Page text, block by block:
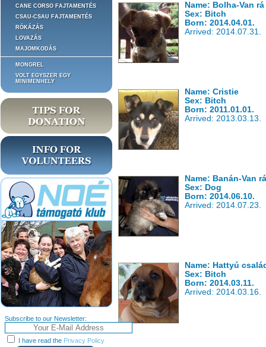
CANE CORSO FAJTAMENTÉS
CSAU-CSAU FAJTAMENTÉS
RÓKÁZÁS
LOVAZÁS
MAJOMKODÁS
MONGREL
VOLT EGYSZER EGY
MINIMENHELY
Subscribe to our Newsletter:
I have read the Privacy Policy
Name: Bolha-Van
Sex: Bitch
Born: 2014.04.01.
Arrived: 2014.07.31.
Name: Cristie
Sex: Bitch
Born: 2011.01.01.
Arrived: 2013.03.13.
Name: Banán-Van
Sex: Dog
Born: 2014.06.10.
Arrived: 2014.07.23.
Name: Hattyú
Sex: Bitch
Born: 2014.03.11.
Arrived: 2014.03.16.